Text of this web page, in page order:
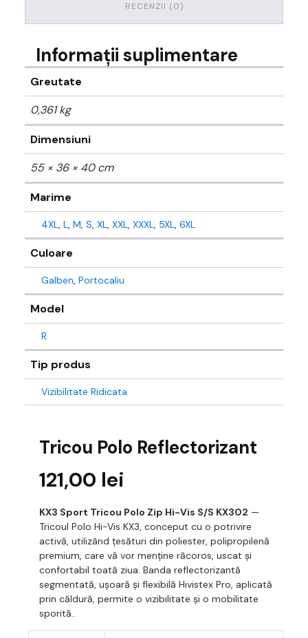
RECENZII (0)
Informații suplimentare
Greutate
0,361 kg
Dimensiuni
55 × 36 × 40 cm
Marime
4XL, L, M, S, XL, XXL, XXXL, 5XL, 6XL
Culoare
Galben, Portocaliu
Model
R
Tip produs
Vizibilitate Ridicata
Tricou Polo Reflectorizant
121,00 lei
KX3 Sport Tricou Polo Zip Hi-Vis S/S KX302 —
Tricoul Polo Hi-Vis KX3, conceput cu o potrivire
activă, utilizând țesături din poliester, polipropilenă
premium, care vă vor menține răcoros, uscat și
confortabil toată ziua. Banda reflectorizantă
segmentată, ușoară și flexibilă Hivistex Pro, aplicată
prin căldură, permite o vizibilitate și o mobilitate
sporită..